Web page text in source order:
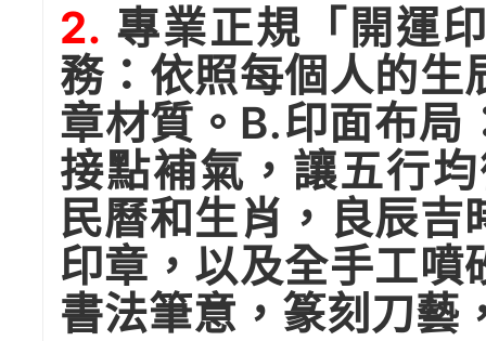
2. 專業正規「開運
務：依照每個人的生
章材質。B.印面布局
接點補氣，讓五行
民曆和生肖，良辰吉
印章，以及全手工噴
書法筆意，篆刻刀藝